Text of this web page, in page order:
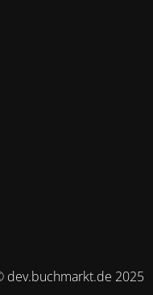
dev.buchmarkt.de 2025